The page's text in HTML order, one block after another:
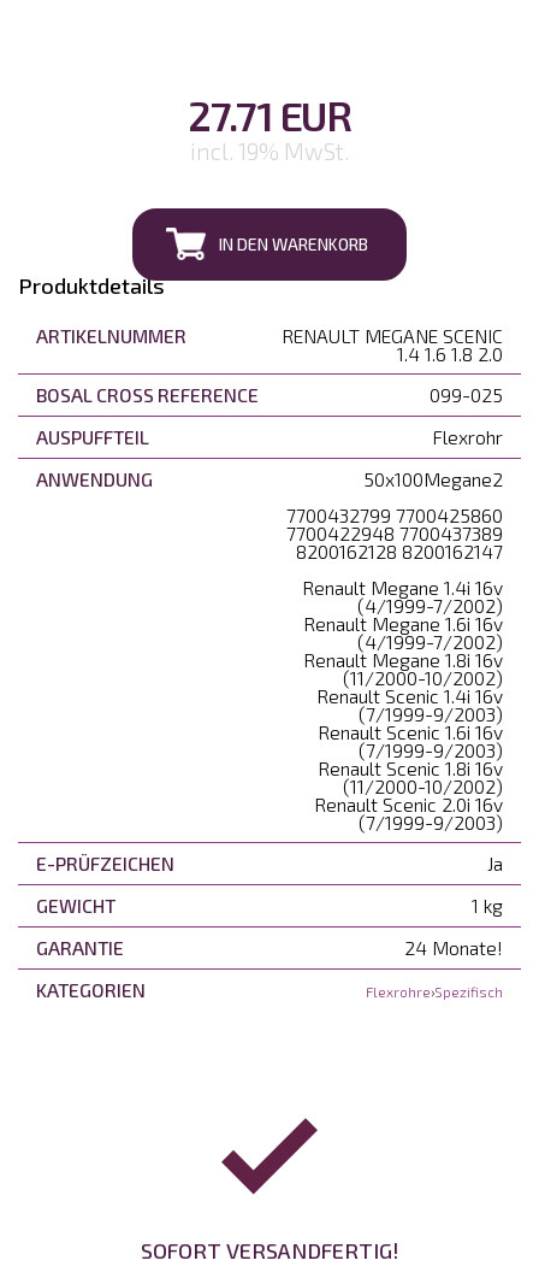
27.71 EUR
incl. 19% MwSt.
IN DEN WARENKORB
Produktdetails
ARTIKELNUMMER RENAULT MEGANE SCENIC
1.4 1.6 1.8 2.0
BOSAL CROSS REFERENCE
099-025
AUSPUFFTEIL
Flexrohr
ANWENDUNG
50x100Megane2
7700432799 7700425860
7700422948 7700437389
8200162128 8200162147
Renault Megane 1.4i 16v
(4/1999-7/2002)
Renault Megane 1.6i 16v
(4/1999-7/2002)
Renault Megane 1.8i 16v
(11/2000-10/2002)
Renault Scenic 1.4i 16v
(7/1999-9/2003)
Renault Scenic 1.6i 16v
(7/1999-9/2003)
Renault Scenic 1.8i 16v
(11/2000-10/2002)
Renault Scenic 2.0i 16v
(7/1999-9/2003)
E-PRÜFZEICHEN
Ja
GEWICHT
1 kg
GARANTIE
24 Monate!
KATEGORIEN
Flexrohre›Spezifisch
SOFORT VERSANDFERTIG!